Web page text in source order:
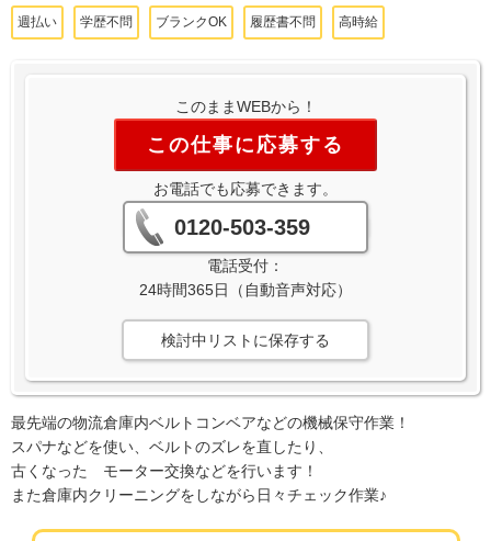
週払い 学歴不問 ブランクOK 履歴書不問 高時給
このままWEBから！
この仕事に応募する
お電話でも応募できます。
0120-503-359
電話受付：
24時間365日（自動音声対応）
検討中リストに保存する
最先端の物流倉庫内ベルトコンベアなどの機械保守作業！
スパナなどを使い、ベルトのズレを直したり、
古くなった モーター交換などを行います！
また倉庫内クリーニングをしながら日々チェック作業♪